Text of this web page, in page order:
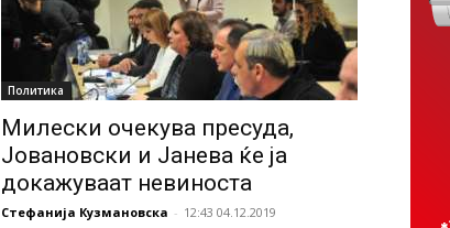
Политика
Милески очекува пресуда,
Јовановски и Јанева ќе ја
докажуваат невиноста
Стефанија Кузмановска - 12:43 04.12.2019